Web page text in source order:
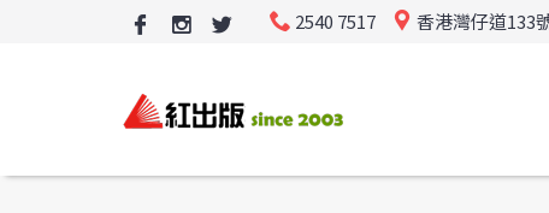
2540 7517 香港灣仔道133